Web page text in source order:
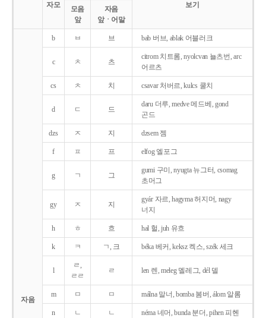
자모
보기
모음
앞
자음
앞ㆍ어말
자음
b ㅂ 브 bab 버브, ablak 어블러크
c ㅊ 츠
citrom 치트롬, nyolcvan 뇰츠번, arc
어르츠
cs ㅊ 치 csavar 처버르, kulcs 쿨치
d ㄷ 드
daru 더루, medve 메드베, gond
곤드
dzs ㅈ 지 dzsem 젬
f ㅍ 프 elfog 엘포그
g ㄱ 그
gumi 구미, nyugta 뉴그터, csomag
초머그
gy ㅈ 지
gyár 자르, hagyma 허지머, nagy
너지
h ㅎ 흐 hal 헐, juh 유흐
k ㅋ ㄱ, 크 béka 베커, keksz 켁스, szék 세크
l
ㄹ,
ㄹㄹ
ㄹ len 렌, meleg 멜레그, dél 델
m ㅁ ㅁ málna 말너, bomba 봄버, álom 알롬
n ㄴ ㄴ néma 네머, bunda 분더, pihen 피헨